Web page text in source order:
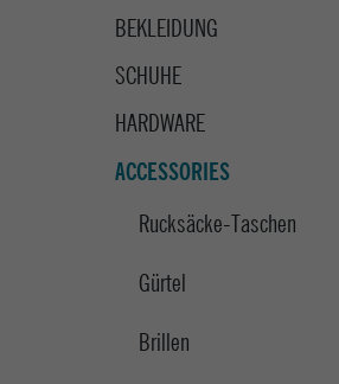
BEKLEIDUNG
SCHUHE
HARDWARE
ACCESSORIES
Rucksäcke-Taschen
Gürtel
Brillen